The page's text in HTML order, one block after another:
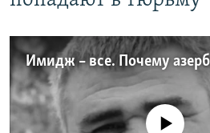
No media source